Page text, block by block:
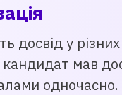
досвід у
мав